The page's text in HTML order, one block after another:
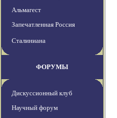
Альмагест
Запечатленная Россия
Сталиниана
ФОРУМЫ
Дискуссионный клуб
Научный форум